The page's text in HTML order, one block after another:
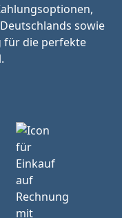
sowie
für die perfekte